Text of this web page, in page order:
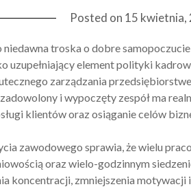
Posted on 15 kwietnia,
niedawna troska o dobre
uzupełniający element polityki
zarządzania
i wypoczęty zespół ma
klientów oraz osiąganie celów
zawodowego sprawia, że wielu
oraz wielo-godzinnym
koncentracji, zmniejszenia motywacji